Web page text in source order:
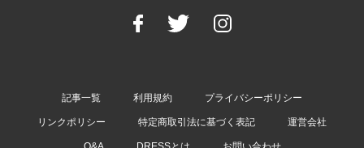
記事一覧 利用規約 プライバシーポリシー
リンクポリシー 特定商取引法に基づく表記 運営会社